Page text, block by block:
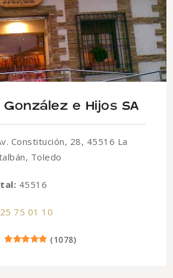
e Hijos SA
Constitución, 28, 45516 La
Toledo
45516
75 01 10
(1078)